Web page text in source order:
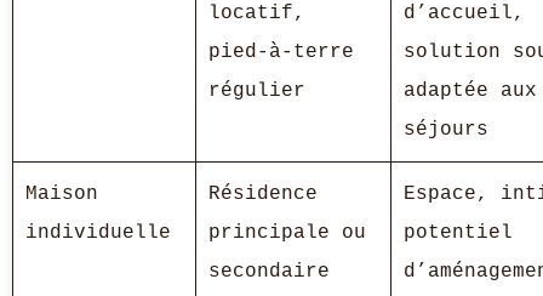
locatif,
pied‑à‑terre
régulier
d’accueil,
solution
adaptée aux
séjours
Maison
individuelle
Résidence
principale ou
secondaire
Espace,
potentiel